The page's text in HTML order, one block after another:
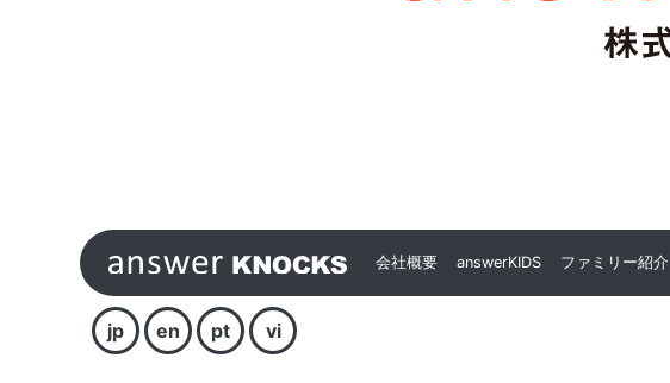
会社概要 answerKIDS ファミリー紹介
jp en pt vi